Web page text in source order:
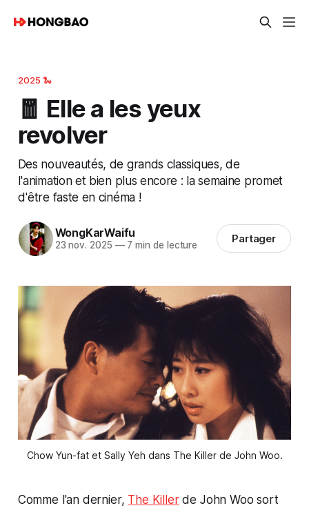
2025 🐍
🧧 Elle a les yeux
revolver
Des nouveautés, de grands classiques, de
l'animation et bien plus encore : la semaine promet
d'être faste en cinéma !
WongKarWaifu
23 nov. 2025 —7 min de lecture Partager
Chow Yun-fat et Sally Yeh dans The Killer de John Woo.
Comme l'an dernier, The Killerde John Woo sort